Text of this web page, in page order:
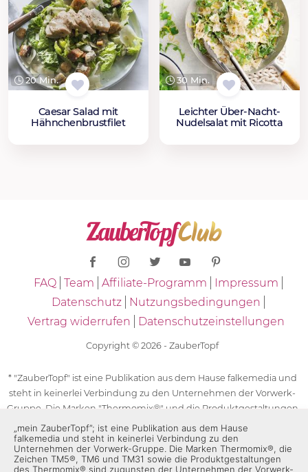
20 Min.
Caesar Salad mit
Hähnchenbrustfilet
30 Min.
Leichter Über-Nacht-
Nudelsalat mit Ricotta
FAQ Team Affiliate-Programm
Impressum
Datenschutz
Nutzungsbedingungen
Vertrag widerrufen
Datenschutzeinstellungen
Copyright © 2026 - ZauberTopf
* "ZauberTopf" ist eine Publikation aus dem Hause falkemedia und
steht in keinerlei Verbindung zu den Unternehmen der Vorwerk-
Gruppe. Die Marken "Thermomix®" und die Produktgestaltungen
des "Thermomix®" sind eingetragene Marken der Unternehmen
der Vorwerk-Gruppe. Die Marken Thermomix®, die Zeichen TM5®,
TM6 und TM31 sowie die Produktgestaltungen des Thermomix®
sind zugunsten der Unternehmen der Vorwerk-Gruppe
„mein ZauberTopf”; ist eine Publikation aus dem Hause
falkemedia und steht in keinerlei Verbindung zu den
Unternehmen der Vorwerk-Gruppe. Die Marken Thermomix®, die
Zeichen TM5®, TM6 und TM31 sowie die Produktgestaltungen
des Thermomix® sind zugunsten der Unternehmen der Vorwerk-